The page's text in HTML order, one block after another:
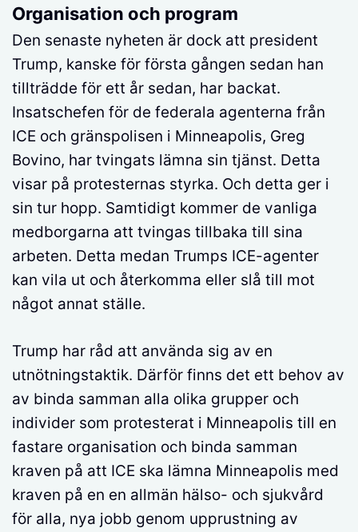
Organisation och program
Den senaste nyheten är dock att president
Trump, kanske för första gången sedan han
tillträdde för ett år sedan, har backat.
Insatschefen för de federala agenterna från
ICE och gränspolisen i Minneapolis, Greg
Bovino, har tvingats lämna sin tjänst. Detta
visar på protesternas styrka. Och detta ger i
sin tur hopp. Samtidigt kommer de vanliga
medborgarna att tvingas tillbaka till sina
arbeten. Detta medan Trumps ICE-agenter
kan vila ut och återkomma eller slå till mot
något annat ställe.
Trump har råd att använda sig av en
utnötningstaktik. Därför finns det ett behov av
av binda samman alla olika grupper och
individer som protesterat i Minneapolis till en
fastare organisation och binda samman
kraven på att ICE ska lämna Minneapolis med
kraven på en en allmän hälso- och sjukvård
för alla, nya jobb genom upprustning av